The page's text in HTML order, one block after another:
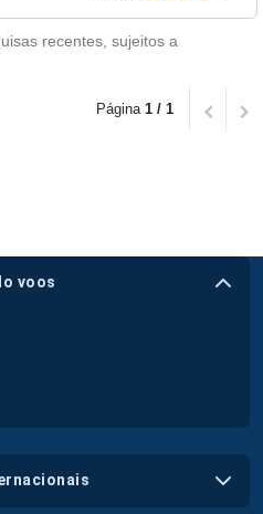
recentes, sujeitos a
Página 1 / 1
voos